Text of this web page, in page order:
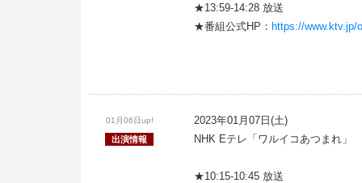
★13:59-14:28 放送
★番組公式HP： https://www.ktv.jp/
01月06日up!
出演情報
2023年01月07日(土)
NHK Eテレ「ワルイコあつまれ」
★10:15-10:45 放送